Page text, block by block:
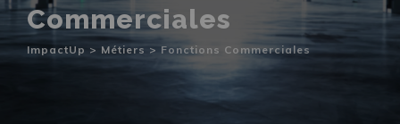
Commerciales
ImpactUp > Métiers > Fonctions Commerciales